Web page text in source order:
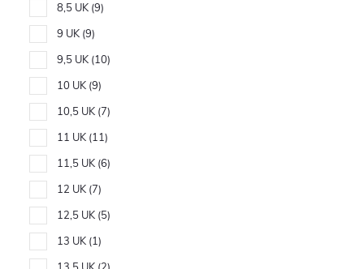
8,5 UK 9
9 UK 9
9,5 UK 10
10 UK 9
10,5 UK 7
11 UK 11
11,5 UK 6
12 UK 7
12,5 UK 5
13 UK 1